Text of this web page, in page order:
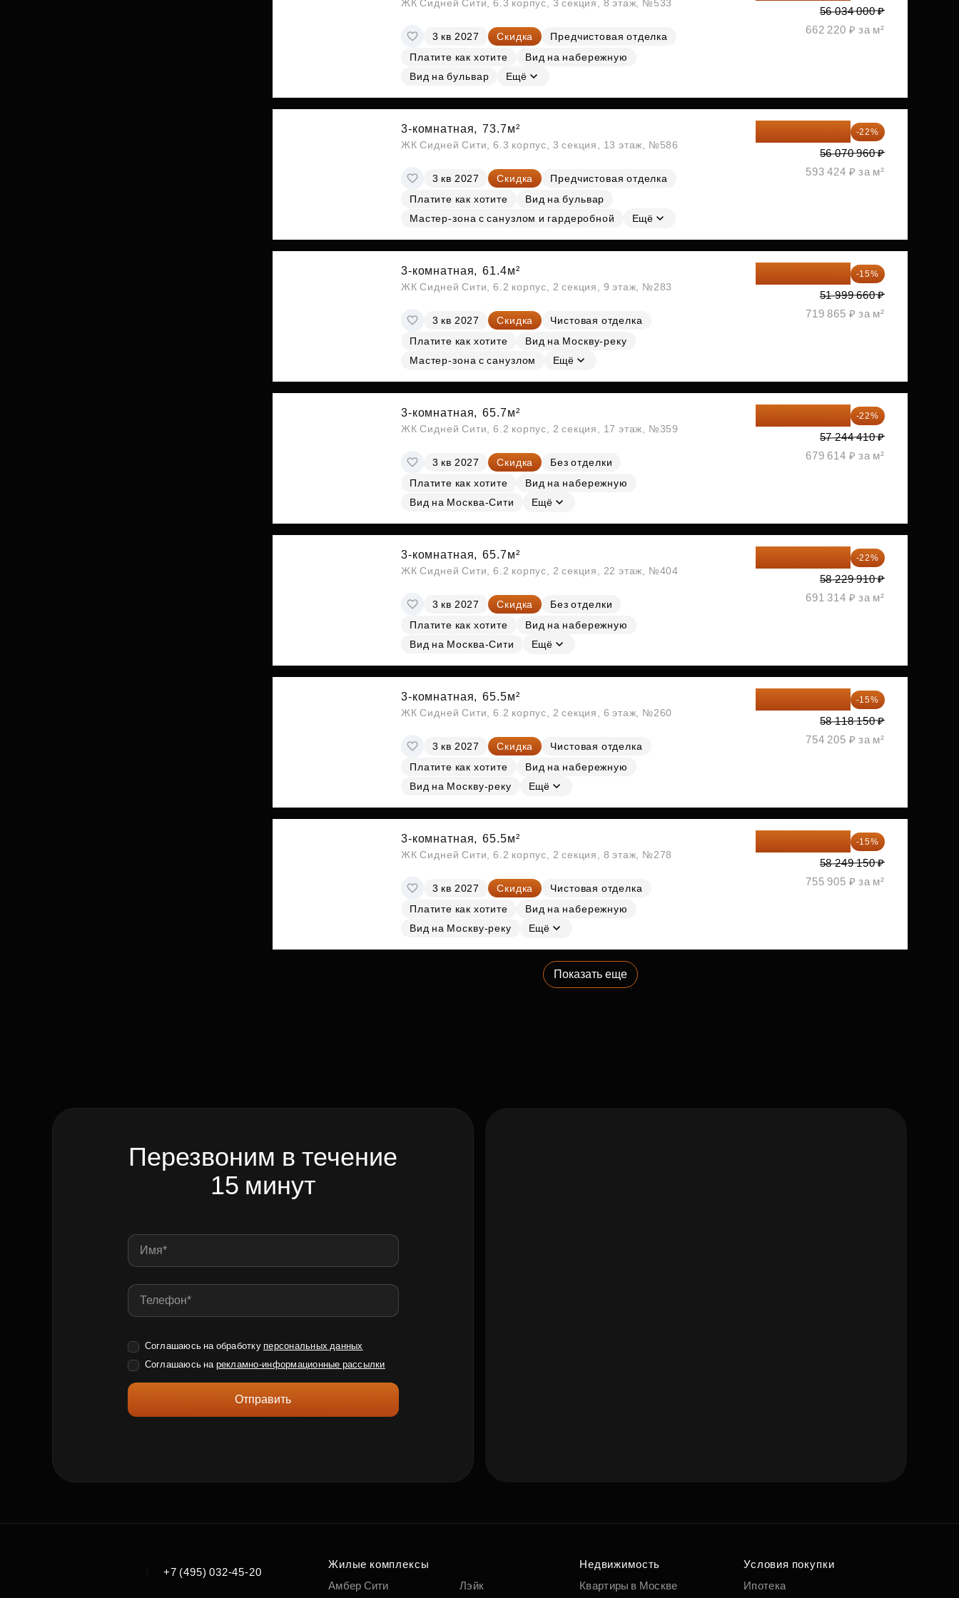
ЖК Сидней Сити, 6.3 корпус, 3 секция, 8 этаж, №533
3 кв 2027 Скидка
Предчистовая отделка
Платите как хотите
Вид на набережную
Вид на бульвар
Ещё
56 034 000 ₽
662 220 ₽ за м²
3-комнатная, 73.7м²
ЖК Сидней Сити, 6.3 корпус, 3 секция, 13 этаж, №586
3 кв 2027 Скидка
Предчистовая отделка
Платите как хотите
Вид на бульвар
Мастер-зона с санузлом и гардеробной
Ещё
-22%
56 070 960 ₽
593 424 ₽ за м²
3-комнатная, 61.4м²
ЖК Сидней Сити, 6.2 корпус, 2 секция, 9 этаж, №283
3 кв 2027 Скидка
Чистовая отделка
Платите как хотите
Вид на Москву-реку
Мастер-зона с санузлом
Ещё
-15%
51 999 660 ₽
719 865 ₽ за м²
3-комнатная, 65.7м²
ЖК Сидней Сити, 6.2 корпус, 2 секция, 17 этаж, №359
3 кв 2027 Скидка
Без отделки
Платите как хотите
Вид на набережную
Вид на Москва-Сити
Ещё
-22%
57 244 410 ₽
679 614 ₽ за м²
3-комнатная, 65.7м²
ЖК Сидней Сити, 6.2 корпус, 2 секция, 22 этаж, №404
3 кв 2027 Скидка
Без отделки
Платите как хотите
Вид на набережную
Вид на Москва-Сити
Ещё
-22%
58 229 910 ₽
691 314 ₽ за м²
3-комнатная, 65.5м²
ЖК Сидней Сити, 6.2 корпус, 2 секция, 6 этаж, №260
3 кв 2027 Скидка
Чистовая отделка
Платите как хотите
Вид на набережную
Вид на Москву-реку
Ещё
-15%
58 118 150 ₽
754 205 ₽ за м²
3-комнатная, 65.5м²
ЖК Сидней Сити, 6.2 корпус, 2 секция, 8 этаж, №278
3 кв 2027 Скидка
Чистовая отделка
Платите как хотите
Вид на набережную
Вид на Москву-реку
Ещё
-15%
58 249 150 ₽
755 905 ₽ за м²
Показать еще
Перезвоним в течение
15 минут
Соглашаюсь на обработку персональных данных
Соглашаюсь на рекламно-информационные рассылки
Отправить
+7 (495) 032-45-20
Жилые комплексы
Амбер Сити
Лэйк
Недвижимость
Квартиры в Москве
Условия покупки
Ипотека